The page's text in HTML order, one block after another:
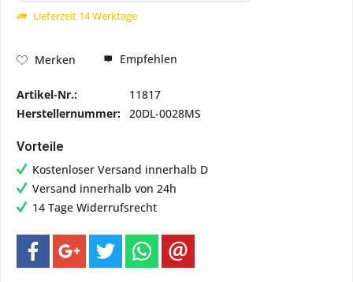
Lieferzeit 14 Werktage
Merken Empfehlen
Artikel-Nr.:
11817
Herstellernummer: 20DL-0028MS
Vorteile
Kostenloser Versand innerhalb D
Versand innerhalb von 24h
14 Tage Widerrufsrecht